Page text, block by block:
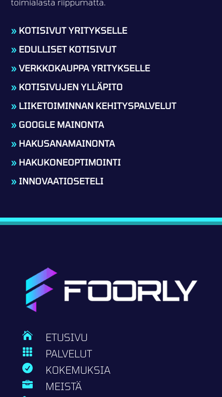
» KOTISIVUT YRITYKSELLE
» EDULLISET KOTISIVUT
» VERKKOKAUPPA YRITYKSELLE
» KOTISIVUJEN YLLÄPITO
» LIIKETOIMINNAN KEHITYSPALVELUT
» GOOGLE MAINONTA
» HAKUSANAMAINONTA
» HAKUKONEOPTIMOINTI
» INNOVAATIOSETELI
 ETUSIVU
 PALVELUT
 KOKEMUKSIA
 MEISTÄ